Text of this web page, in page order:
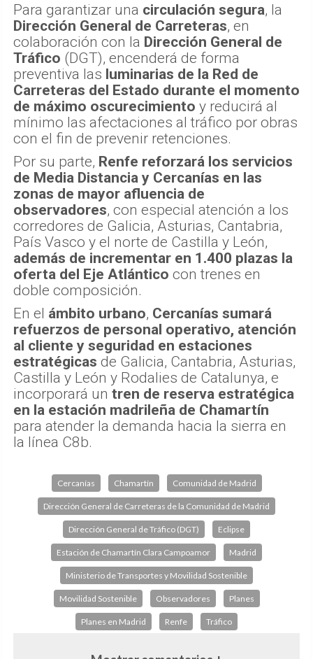
Para garantizar una circulación segura, la
Dirección General de Carreteras, en
colaboración con la Dirección General de
Tráfico (DGT), encenderá de forma
preventiva las luminarias de la Red de
Carreteras del Estado durante el momento
de máximo oscurecimiento y reducirá al
mínimo las afectaciones al tráfico por obras
con el fin de prevenir retenciones.
Por su parte, Renfe reforzará los servicios
de Media Distancia y Cercanías en las
zonas de mayor afluencia de
observadores, con especial atención a los
corredores de Galicia, Asturias, Cantabria,
País Vasco y el norte de Castilla y León,
además de incrementar en 1.400 plazas la
oferta del Eje Atlántico con trenes en
doble composición.
En el ámbito urbano, Cercanías sumará
refuerzos de personal operativo, atención
al cliente y seguridad en estaciones
estratégicas de Galicia, Cantabria, Asturias,
Castilla y León y Rodalies de Catalunya, e
incorporará un tren de reserva estratégica
en la estación madrileña de Chamartín
para atender la demanda hacia la sierra en
la línea C8b.
Cercanías Chamartín Comunidad de Madrid
Dirección General de Carreteras de la Comunidad de Madrid
Dirección General de Tráfico (DGT) Eclipse
Estación de Chamartín Clara Campoamor Madrid
Ministerio de Transportes y Movilidad Sostenible
Movilidad Sostenible Observadores Planes
Planes en Madrid Renfe Tráfico